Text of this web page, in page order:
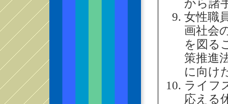
から諸
女性職
画社会
を図る
策推進
に向け
ライフ
応える